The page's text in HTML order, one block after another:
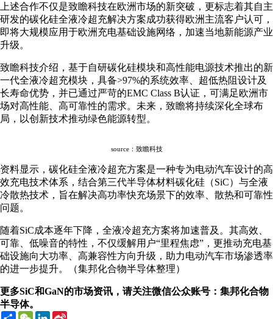
上述合作不仅是致瞻科技在欧洲市场的新突破，更标志着其自主
研发的碳化硅全液冷超充解决方案成功获得欧洲主流客户认可，
即将大规模应用于欧洲充电基础设施网络，加速当地新能源产业
升级。
致瞻科技介绍，基于自研碳化硅模块和高性能电源技术推出的新
一代全液冷超充模块，具备>97%的系统效率、超低热阻设计及
长寿命优势，并已通过严苛的EMC Class B认证，可满足欧洲市
场对高性能、高可靠性的需求。未来，致瞻将持续深化全球布
局，以创新技术推动绿色能源转型。
source：致瞻科技
资料显示，碳化硅全液冷超充方案是一种专为电动汽车设计的高
效充电技术体系，结合第三代半导体材料碳化硅（SiC）与全液
冷散热技术，旨在解决高功率快充场景下的效率、散热和可靠性
问题。
随着SiC成本逐年下降，全液冷超充方案将加速普及。其高效、
可靠、低噪音的特性，不仅缓解用户“里程焦虑”，更推动充电基
础设施向大功率、高兼容性方向升级，助力电动汽车市场渗透率
的进一步提升。（集邦化合物半导体整理）
更多SiC和GaN的市场资讯，请关注微信公众账号：集邦化合物
半导体。
ShareWeChatLinkedIn